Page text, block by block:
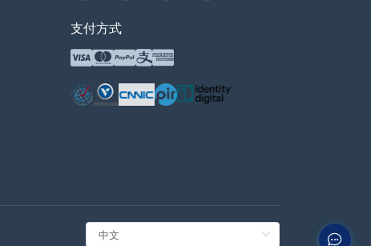
支付方式